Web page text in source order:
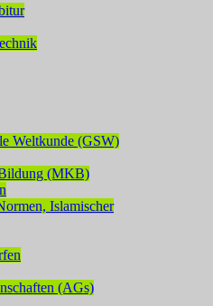
Weltkunde (GSW)
(MKB)
Islamischer
(AGs)